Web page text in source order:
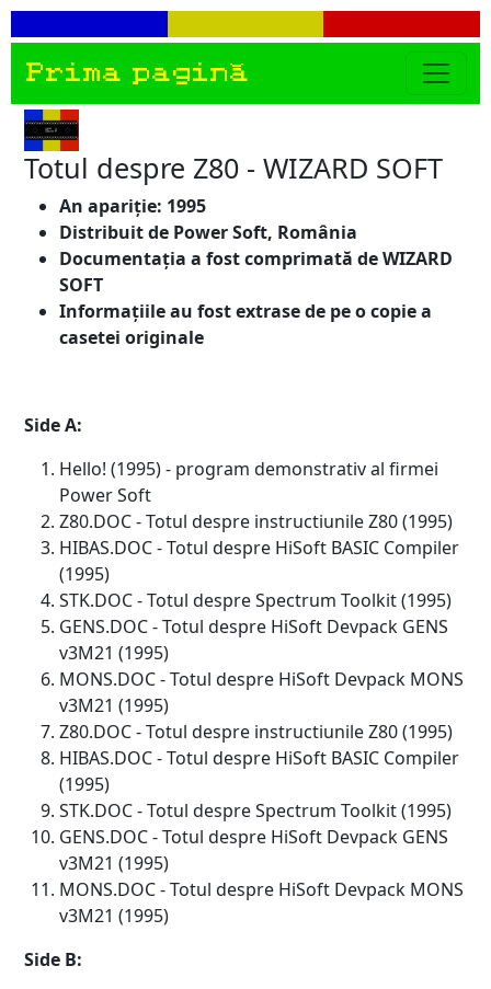
Prima pagină
Totul despre Z80 - WIZARD SOFT
An apariție: 1995
Distribuit de Power Soft, România
Documentația a fost comprimată de WIZARD
SOFT
Informațiile au fost extrase de pe o copie a
casetei originale
Side A:
Hello! (1995) - program demonstrativ al firmei
Power Soft
Z80.DOC - Totul despre instructiunile Z80 (1995)
HIBAS.DOC - Totul despre HiSoft BASIC Compiler
(1995)
STK.DOC - Totul despre Spectrum Toolkit (1995)
GENS.DOC - Totul despre HiSoft Devpack GENS
v3M21 (1995)
MONS.DOC - Totul despre HiSoft Devpack MONS
v3M21 (1995)
Z80.DOC - Totul despre instructiunile Z80 (1995)
HIBAS.DOC - Totul despre HiSoft BASIC Compiler
(1995)
STK.DOC - Totul despre Spectrum Toolkit (1995)
GENS.DOC - Totul despre HiSoft Devpack GENS
v3M21 (1995)
MONS.DOC - Totul despre HiSoft Devpack MONS
v3M21 (1995)
Side B: